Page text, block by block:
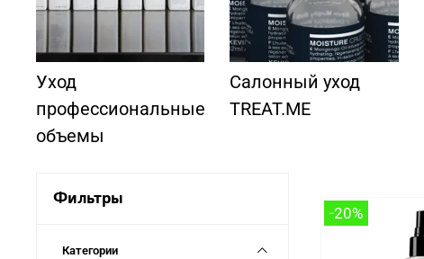
Уход
профессиональные
объемы
Салонный уход
TREAT.ME
-20%
Фильтры
Категории